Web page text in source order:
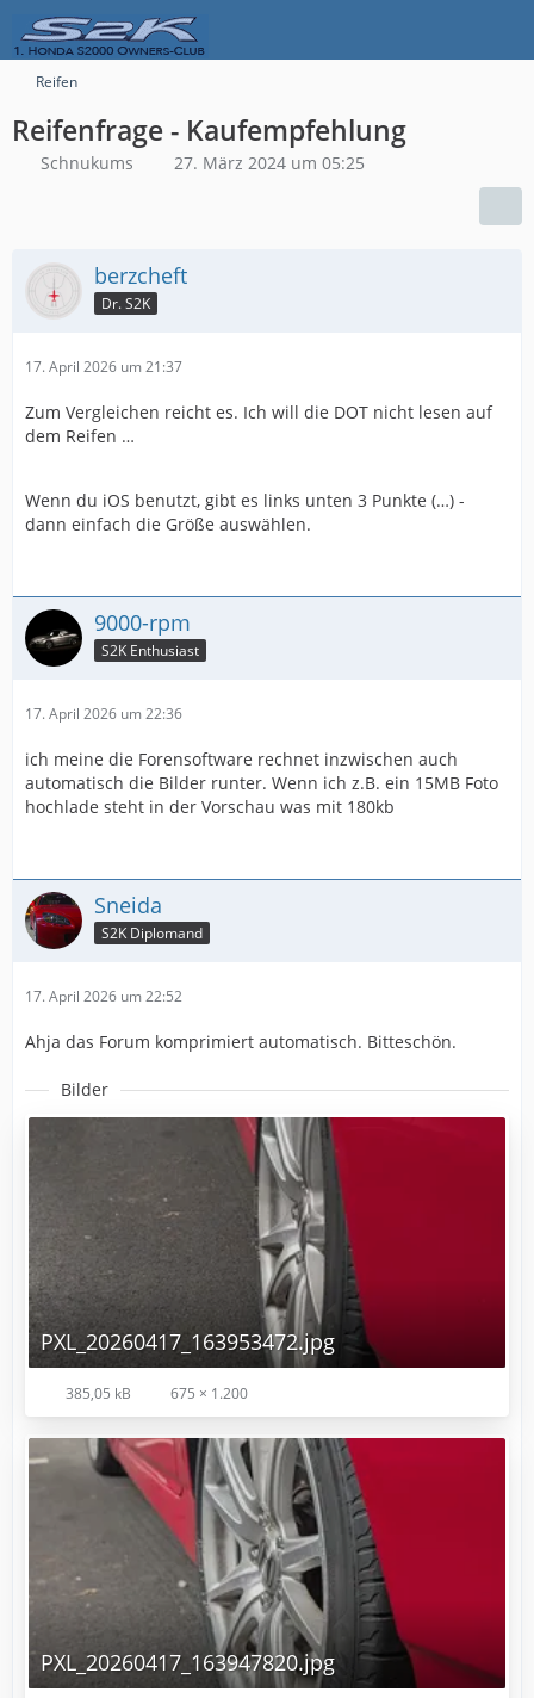
Reifen
Reifenfrage - Kaufempfehlung
Schnukums 27. März 2024 um 05:25
berzcheft
Dr. S2K
17. April 2026 um 21:37
Zum Vergleichen reicht es. Ich will die DOT nicht lesen auf
dem Reifen …
Wenn du iOS benutzt, gibt es links unten 3 Punkte (…) -
dann einfach die Größe auswählen.
9000-rpm
S2K Enthusiast
17. April 2026 um 22:36
ich meine die Forensoftware rechnet inzwischen auch
automatisch die Bilder runter. Wenn ich z.B. ein 15MB Foto
hochlade steht in der Vorschau was mit 180kb
Sneida
S2K Diplomand
17. April 2026 um 22:52
Ahja das Forum komprimiert automatisch. Bitteschön.
Bilder
PXL_20260417_163953472.jpg
385,05 kB 675 × 1.200
PXL_20260417_163947820.jpg